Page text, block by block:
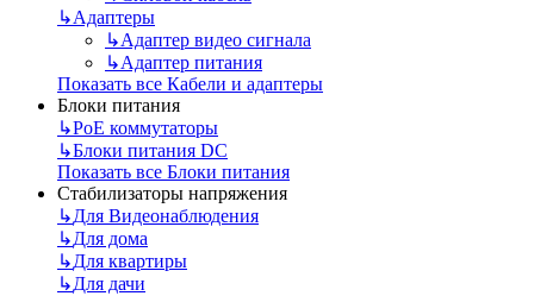
↳Адаптеры
↳Адаптер видео сигнала
↳Адаптер питания
Показать все Кабели и адаптеры
Блоки питания
↳PoE коммутаторы
↳Блоки питания DC
Показать все Блоки питания
Стабилизаторы напряжения
↳Для Видеонаблюдения
↳Для дома
↳Для квартиры
↳Для дачи